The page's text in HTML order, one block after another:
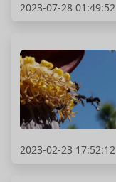
2023-07-28 01:49:52
2023-02-23 17:52:12